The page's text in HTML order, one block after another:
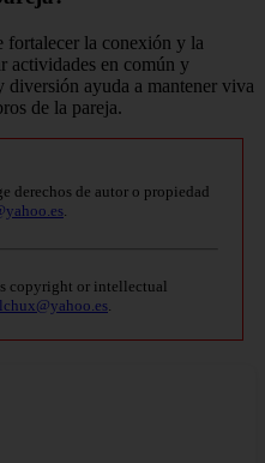
fortalecer la conexión y la
actividades en común y
ayuda a mantener viva
de la pareja.
derechos de autor o propiedad
.
copyright or intellectual
.